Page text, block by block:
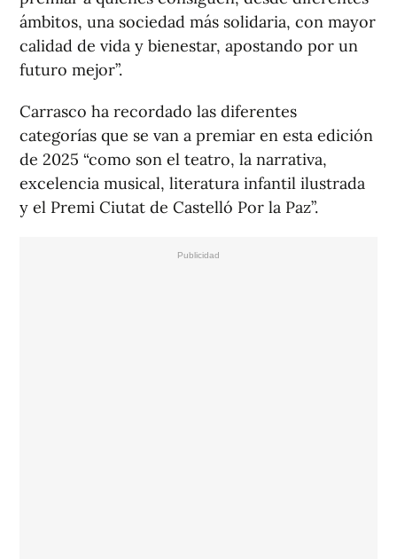
ámbitos, una sociedad más solidaria, con mayor
calidad de vida y bienestar, apostando por un
futuro mejor”.
Carrasco ha recordado las diferentes
categorías que se van a premiar en esta edición
de 2025 “como son el teatro, la narrativa,
excelencia musical, literatura infantil ilustrada
y el Premi Ciutat de Castelló Por la Paz”.